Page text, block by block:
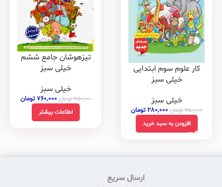
کار علوم سوم ابتدایی
خیلی سبز
خیلی سبز
۳۵۰,۰۰۰تومان ۲۸۰,۰۰۰ تومان
افزودن به سبد خرید
تیزهوشان جامع ششم
خیلی سبز
خیلی سبز
۹۵۰,۰۰۰تومان ۷۶۰,۰۰۰ تومان
اطلاعات بیشتر
ارسال سریع